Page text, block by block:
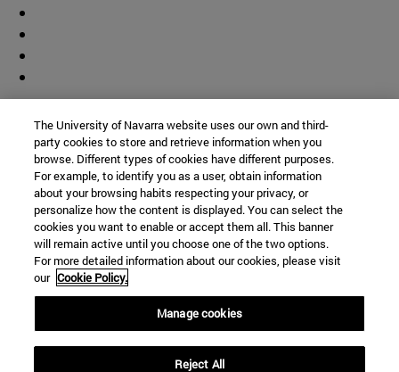
© Universidad de Navarra
Información legal
Accesibilidad
Configuración de cookies
Localizador de campus
The University of Navarra website uses our own and third-
party cookies to store and retrieve information when you
browse. Different types of cookies have different purposes.
For example, to identify you as a user, obtain information
about your browsing habits respecting your privacy, or
personalize how the content is displayed. You can select the
cookies you want to enable or accept them all. This banner
will remain active until you choose one of the two options.
For more detailed information about our cookies, please visit
our Cookie Policy.
Manage cookies
Reject All